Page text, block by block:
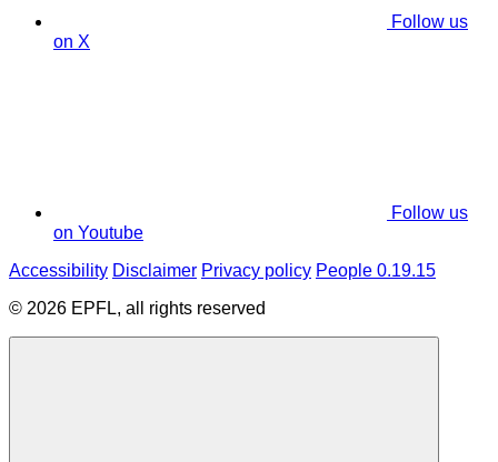
Follow us
on X
Follow us
on Youtube
Accessibility Disclaimer Privacy policy People 0.19.15
© 2026 EPFL, all rights reserved